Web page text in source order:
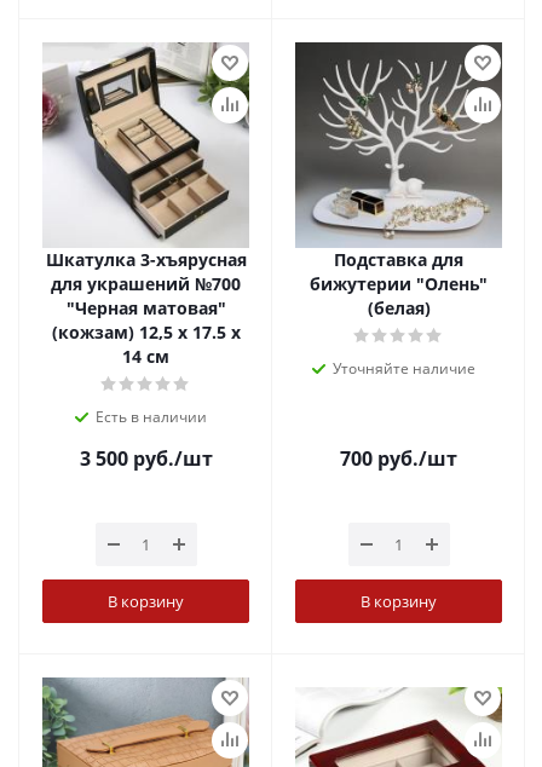
Шкатулка 3-хъярусная
для украшений №700
"Черная матовая"
(кожзам) 12,5 х 17.5 х
14 см
Есть в наличии
3 500руб./шт
В корзину
Подставка для
бижутерии "Олень"
(белая)
Уточняйте наличие
700 руб./шт
В корзину